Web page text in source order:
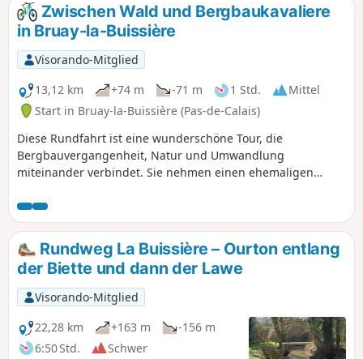
Zwischen Wald und Bergbaukavaliere
in Bruay-la-Buissière
Visorando-Mitglied
13,12 km
+74 m -71 m 1 Std.
Mittel
Start in Bruay-la-Buissière (Pas-de-Calais)
Diese Rundfahrt ist eine wunderschöne Tour, die
Bergbauvergangenheit, Natur und Umwandlung
miteinander verbindet. Sie nehmen einen ehemaligen
transportiert wurde), der durch den Bois des Dames führt
und Sie zur Chartreuse des Dames in Gosnay bringt.
Rundweg La Buissière – Ourton entlang
der Biette und dann der Lawe
Visorando-Mitglied
22,28 km
+163 m
-156 m
6:50 Std.
Schwer